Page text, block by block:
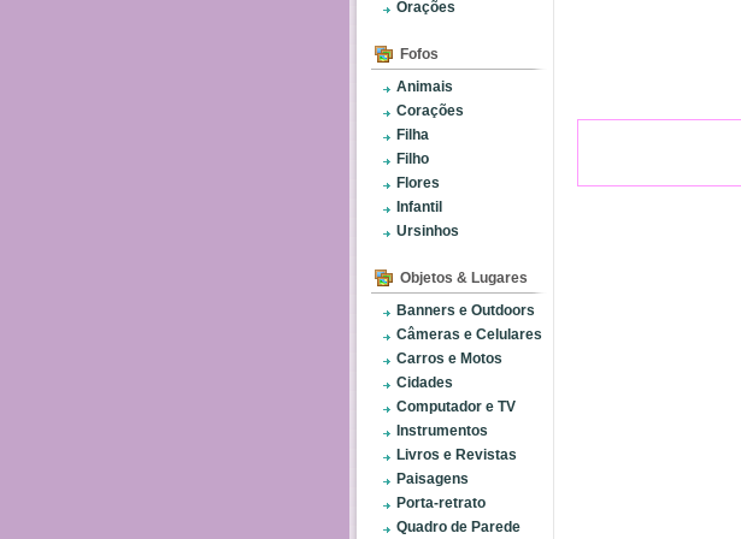
Orações
Fofos
Animais
Corações
Filha
Filho
Flores
Infantil
Ursinhos
Objetos & Lugares
Banners e Outdoors
Câmeras e Celulares
Carros e Motos
Cidades
Computador e TV
Instrumentos
Livros e Revistas
Paisagens
Porta-retrato
Quadro de Parede